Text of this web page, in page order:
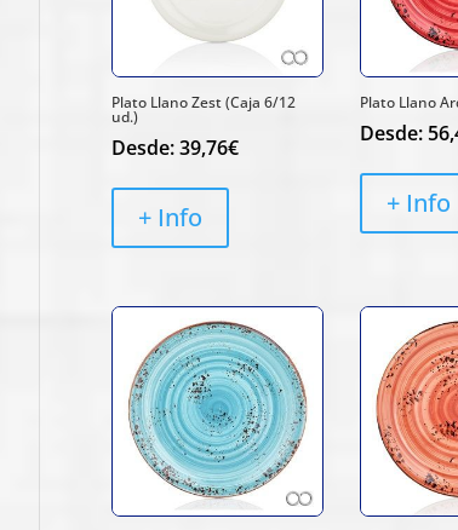
Plato Llano Zest (Caja 6/12
ud.)
Desde:39,76€
+ Info
Plato Llano
Desde:
+ Info